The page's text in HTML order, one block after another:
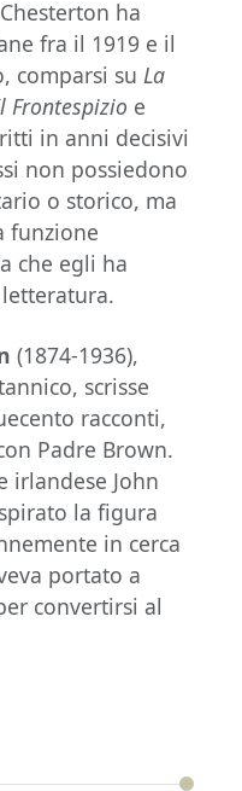
ha
fra il 1919 e il
comparsi su La
Frontespizio e
in anni decisivi
non possiedono
o storico, ma
funzione
che egli ha
(1874-1936),
scrisse
racconti,
Padre Brown.
irlandese John
la figura
in cerca
portato a
convertirsi al